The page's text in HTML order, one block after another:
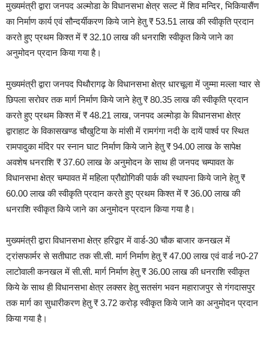
मुख्यमंत्री द्वारा जनपद अल्मोडा के विधानसभा क्षेत्र सल्ट में शिव मन्दिर, भिकियासैंण
का निर्माण कार्य एवं सौन्दर्यीकरण किये जाने हेतु ₹ 53.51 लाख की स्वीकृति प्रदान
करते हुए प्रथम किश्त में ₹ 32.10 लाख की धनराशि स्वीकृत किये जाने का
अनुमोदन प्रदान किया गया है।
मुख्यमंत्री द्वारा जनपद पिथौरागढ़ के विधानसभा क्षेत्र धारचूला में जुम्मा मल्ला ग्वार से
छिपला सरोवर तक मार्ग निर्माण किये जाने हेतु ₹ 80.35 लाख की स्वीकृति प्रदान
करते हुए प्रथम किश्त में ₹ 48.21 लाख, जनपद अल्मोड़ा के विधानसभा क्षेत्र
द्वाराहाट के विकासखण्ड चौखुटिया के मांसी में रामगंगा नदी के दायें पार्श्व पर स्थित
रामपादुका मंदिर पर स्नान घाट निर्माण किये जाने हेतु ₹ 94.00 लाख के सापेक्ष
अवशेष धनराशि ₹ 37.60 लाख के अनुमोदन के साथ ही जनपद चम्पावत के
विधानसभा क्षेत्र चम्पावत में महिला प्रौद्योगिकी पार्क की स्थापना किये जाने हेतु ₹
60.00 लाख की स्वीकृति प्रदान करते हुए प्रथम किश्त में ₹ 36.00 लाख की
धनराशि स्वीकृत किये जाने का अनुमोदन प्रदान किया गया है।
मुख्यमंत्री द्वारा विधानसभा क्षेत्र हरिद्वार में वार्ड-30 चौक बाजार कनखल में
ट्रांसफार्मर से सतीघाट तक सी.सी. मार्ग निर्माण हेतु ₹ 47.00 लाख एवं वार्ड न0-27
लाटोवाली कनखल में सी.सी. मार्ग निर्माण हेतु ₹ 36.00 लाख की धनराशि स्वीकृत
किये के साथ ही विधानसभा क्षेत्र लक्सर हेतु सतसंग भवन महाराजपुर से गंगदासपुर
तक मार्ग का सुधारीकरण हेतु ₹ 3.72 करोड़ स्वीकृत किये जाने का अनुमोदन प्रदान
किया गया है।